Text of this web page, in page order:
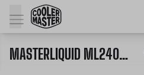
MASTERLIQUID ML240R RGB